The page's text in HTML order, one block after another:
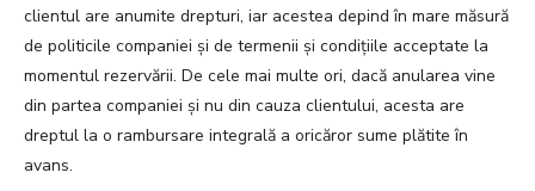
clientul are anumite drepturi, iar acestea depind în mare măsură
de politicile companiei și de termenii și condițiile acceptate la
momentul rezervării. De cele mai multe ori, dacă anularea vine
din partea companiei și nu din cauza clientului, acesta are
dreptul la o rambursare integrală a oricăror sume plătite în
avans.